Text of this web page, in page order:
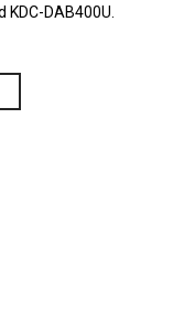
DAB400U.